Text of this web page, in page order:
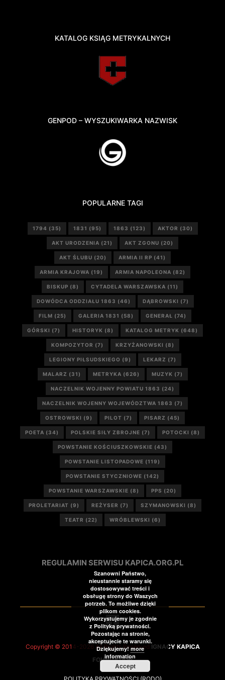
KATALOG KSIĄG METRYKALNYCH
GENPOD – WYSZUKIWARKA NAZWISK
POPULARNE TAGI
1794 (35) 1831 (95) 1863 (123) AKTOR (30)
AKT URODZENIA (21) AKT ZGONU (20)
AKT ŚLUBU (20) ARMIA II RP (41)
ARMIA KRAJOWA (19) ARMIA NAPOLEONA (82)
BISKUP (8) CYTADELA WARSZAWSKA (11)
DOWÓDCA ODDZIAŁU 1863 (46) DĄBROWSKI (7)
FILM (25) GALERIA 1831 (58) GENERAŁ (74)
GÓRSKI (7) HISTORYK (8) KATALOG METRYK (648)
KOMPOZYTOR (7) KRZYŻANOWSKI (8)
LEGIONY PIŁSUDSKIEGO (9) LEKARZ (7)
MALARZ (31) METRYKA (626) MUZYK (7)
NACZELNIK WOJENNY POWIATU 1863 (24)
NACZELNIK WOJENNY WOJEWÓDZTWA 1863 (7)
OSTROWSKI (9) PILOT (7) PISARZ (45)
POETA (34) POLSKIE SIŁY ZBROJNE (7) POTOCKI (8)
POWSTANIE KOŚCIUSZKOWSKIE (43)
POWSTANIE LISTOPADOWE (119)
POWSTANIE STYCZNIOWE (142)
POWSTANIE WARSZAWSKIE (8) PPS (20)
PROLETARIAT (9) REŻYSER (7) SZYMANOWSKI (8)
TEATR (22) WRÓBLEWSKI (6)
REGULAMIN SERWISU KAPICA.ORG.PL
Copyright © 2014-2026 All Rights Reserved IGNACY KAPICA
FOUNDATION
Szanowni Państwo,
nieustannie staramy się
dostosowywać treści i
obsługę strony do Waszych
potrzeb. To możliwe dzięki
plikom cookies.
Wykorzystujemy je zgodnie
z Polityką prywatności.
Pozostając na stronie,
akceptujecie te warunki.
Dziękujemy!more
information
Accept